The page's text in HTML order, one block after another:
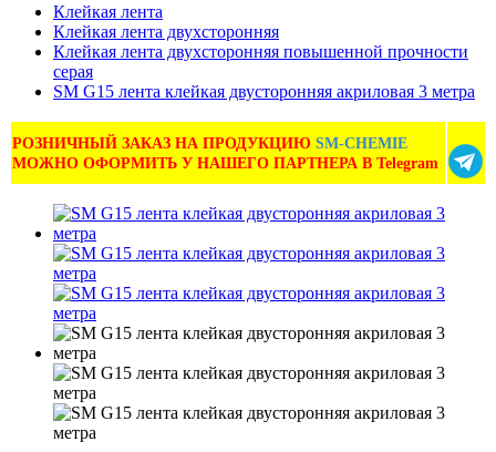
Клейкая лента
Клейкая лента двухсторонняя
Клейкая лента двухсторонняя повышенной прочности
серая
SM G15 лента клейкая двусторонняя акриловая 3 метра
РОЗНИЧНЫЙ ЗАКАЗ НА ПРОДУКЦИЮ SM-CHEMIE
МОЖНО ОФОРМИТЬ У НАШЕГО ПАРТНЕРА В Telegram